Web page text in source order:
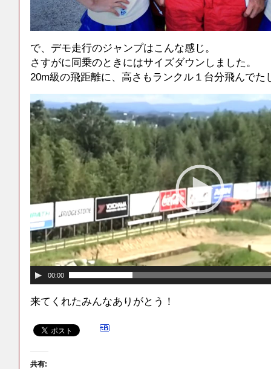
で、デモ走行のジャンプはこんな感じ。
さすがに同乗のときにはサイズダウンしました。
20m級の飛距離に、高さもランクル１台分飛んでた
00:00
来てくれたみんなありがとう！
共有: